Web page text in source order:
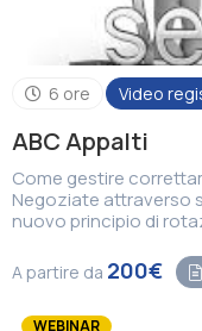
6 ore Video
ABC Appalti
Come gestire
Negoziate attraverso
nuovo principio di
A partire da 200€
WEBINAR